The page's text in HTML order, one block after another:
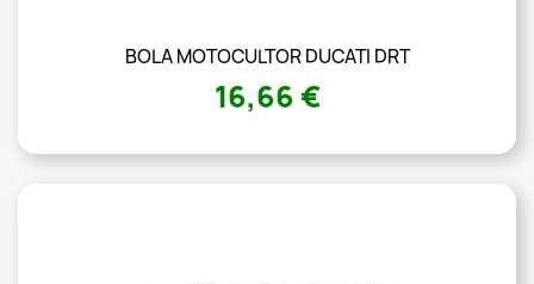
BOLA MOTOCULTOR DUCATI DRT
16,66 €